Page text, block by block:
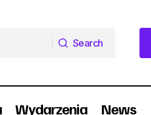
Search
Wydarzenia News